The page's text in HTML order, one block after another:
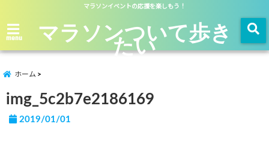
マラソンイベントの応援を楽しもう！
menu マラソンついて歩き
たい
ホーム
img_5c2b7e2186169
2019/01/01